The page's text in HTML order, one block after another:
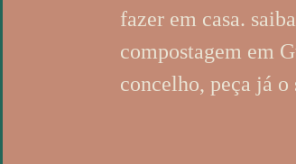
fazer em casa.
compostagem em
concelho, peça já o